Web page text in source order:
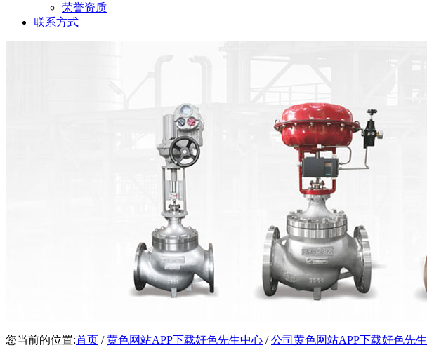
荣誉资质
联系方式
您当前的位置:首页 /黄色网站APP下载好色先生中心 /公司黄色网站APP下载好色先生